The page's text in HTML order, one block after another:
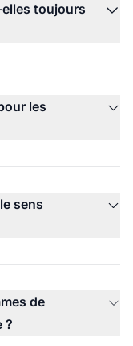
toujours
les
sens
de
?